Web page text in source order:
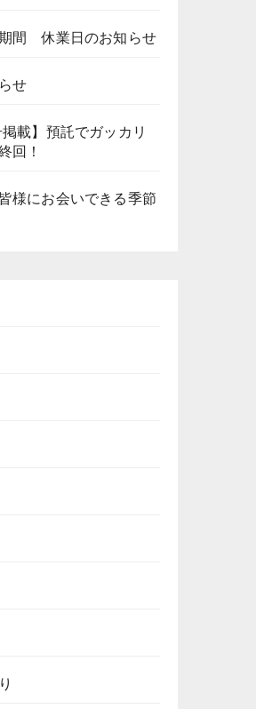
間 休業日のお知らせ
せ
載】預託でガッカリ
回！
様にお会いできる季節